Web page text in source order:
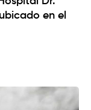
en el